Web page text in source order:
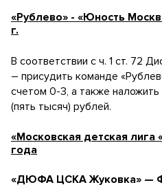
«Рублево» - «Юность
г.
В соответствии с ч. 1 ст. 72
– присудить команде
счетом 0-3, а также
(пять тысяч) рублей.
«Московская детская лига
года
«ДЮФА ЦСКА Жуковка» —